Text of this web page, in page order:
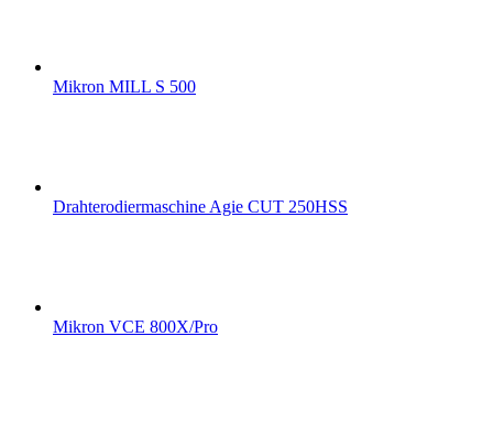
Mikron MILL S 500
Drahterodiermaschine Agie CUT 250HSS
Mikron VCE 800X/Pro